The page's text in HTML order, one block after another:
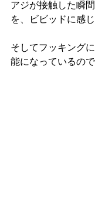
アジが接触した瞬
を、ビビッドに感
そしてフッキング
能になっているので